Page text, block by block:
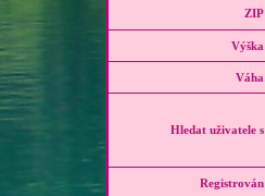
ZIP
Výška
Váha
Hledat uživatele s
Registrován